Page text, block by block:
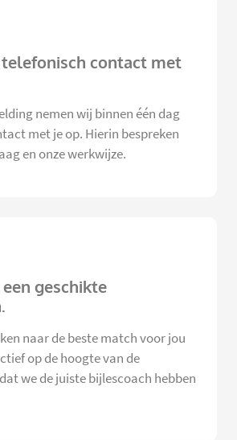
contact met
nemen wij binnen één dag
met je op. Hierin bespreken
en onze werkwijze.
geschikte
naar de beste match voor jou
op de hoogte van de
we de juiste bijlescoach hebben